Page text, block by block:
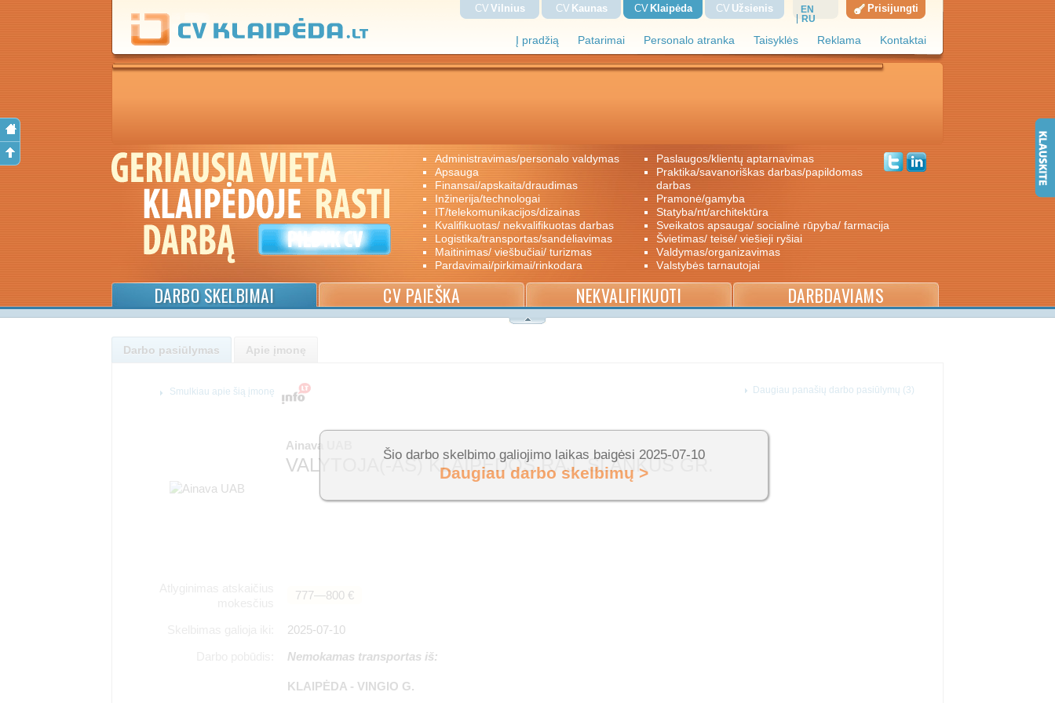
Į pradžią Patarimai Personalo atranka Taisyklės Reklama Kontaktai
CV Vilnius CV Kaunas CV Klaipėda CV Užsienis
EN
RU
Prisijungti
administravimas/personalo valdymas
apsauga
finansai/apskaita/draudimas
inžinerija/technologai
IT/telekomunikacijos/dizainas
kvalifikuotas/ nekvalifikuotas darbas
logistika/transportas/sandėliavimas
maitinimas/ viešbučiai/ turizmas
pardavimai/pirkimai/rinkodara
paslaugos/klientų aptarnavimas
praktika/savanoriškas darbas/papildomas
darbas
pramonė/gamyba
statyba/nt/architektūra
sveikatos apsauga/ socialinė rūpyba/ farmacija
švietimas/ teisė/ viešieji ryšiai
valdymas/organizavimas
valstybės tarnautojai
DARBO SKELBIMAI CV PAIEŠKA NEKVALIFIKUOTI DARBDAVIAMS
Darbo pasiūlymas Apie įmonę
Ainava UAB
VALYTOJA(-AS) KLAIPĖDOS RAJ. SLANKUS GR.
777―800 €
2025-07-10
Nemokamas transportas iš:
KLAIPĖDA - VINGIO G.
Daugiau panašių darbo pasiūlymų (3)
Smulkiau apie šią įmonę
Šio darbo skelbimo galiojimo laikas baigėsi 2025-07-10
Daugiau darbo skelbimų >